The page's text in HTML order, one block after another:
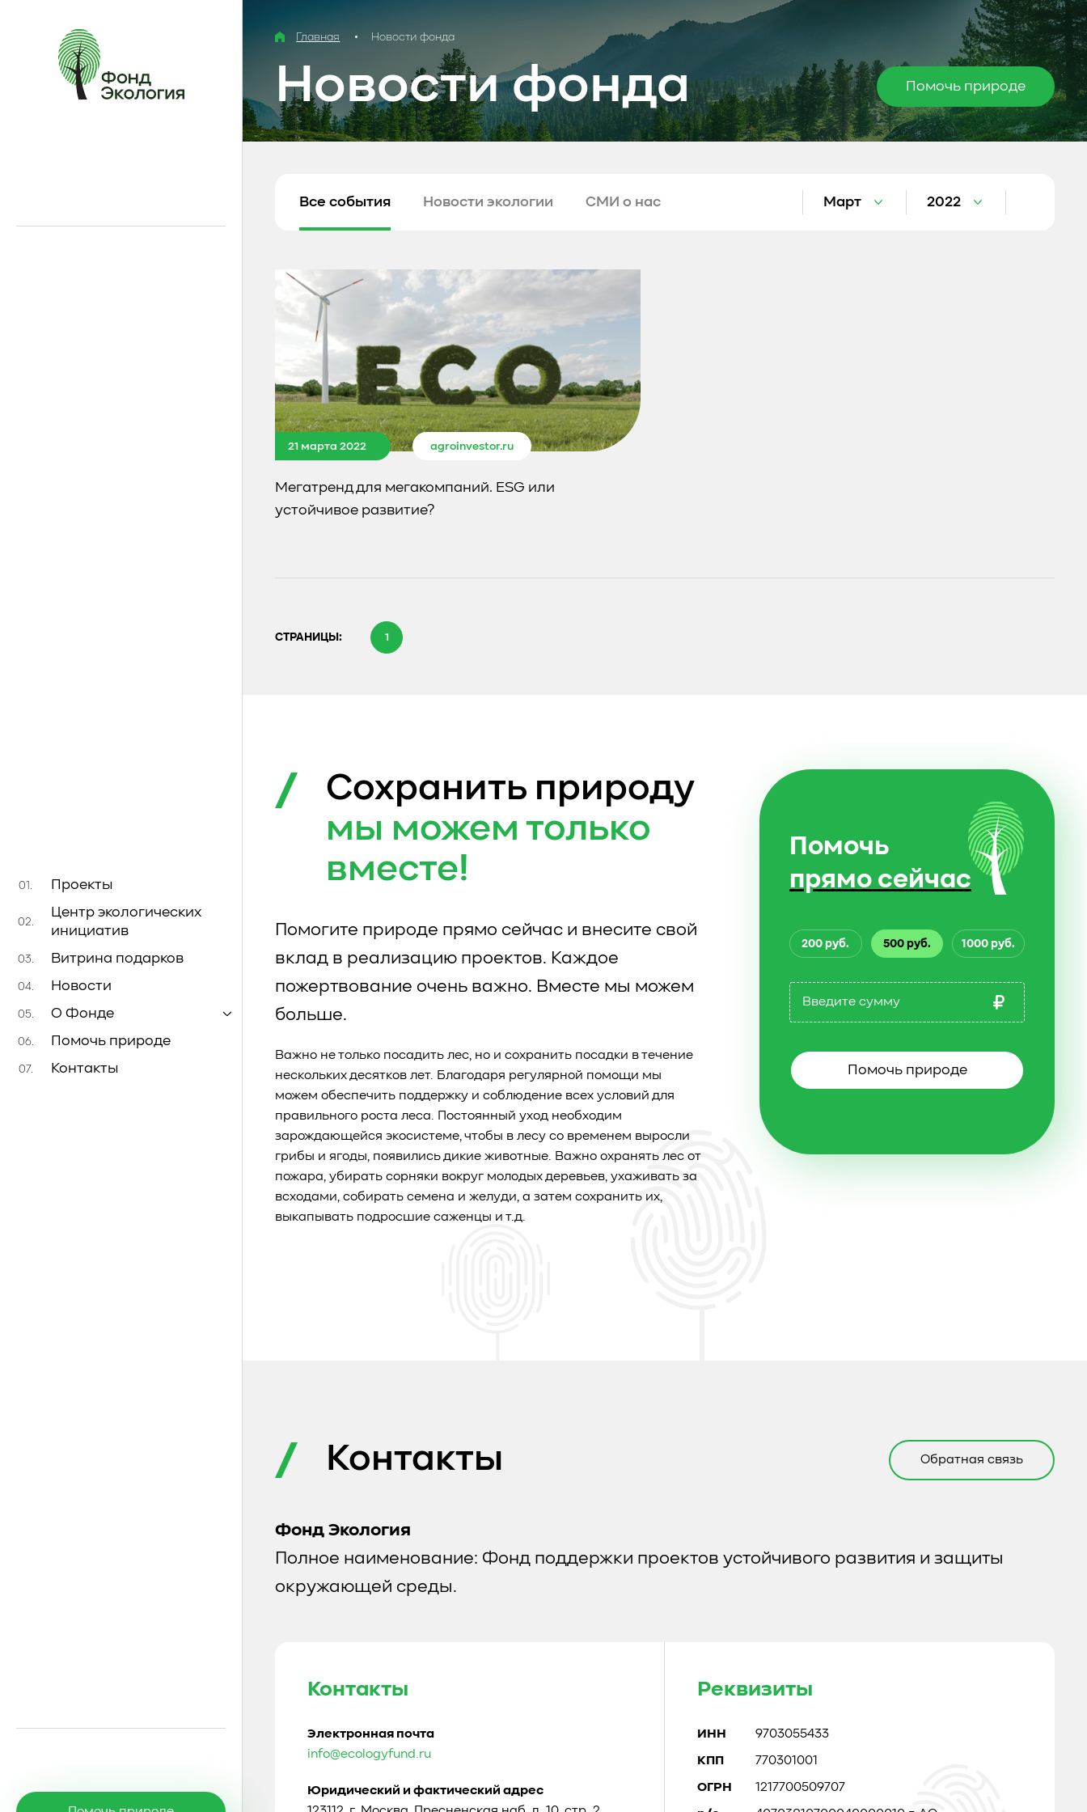
01. Проекты
02.
Центр экологических
инициатив
03. Витрина подарков
04. Новости
05. О Фонде
06. Помочь природе
07. Контакты
Главная Новости фонда
Новости фонда Помочь природе
Все события Новости экологии СМИ о нас Март 2022
21 марта 2022 agroinvestor.ru
Мегатренд для мегакомпаний. ESG или
устойчивое развитие?
СТРАНИЦЫ: 1
Сохранить природу
мы можем только
вместе!
Помогите природе прямо сейчас и внесите свой
вклад в реализацию проектов. Каждое
пожертвование очень важно. Вместе мы можем
больше.
Важно не только посадить лес, но и сохранить посадки в течение
нескольких десятков лет. Благодаря регулярной помощи мы
можем обеспечить поддержку и соблюдение всех условий для
правильного роста леса. Постоянный уход необходим
зарождающейся экосистеме, чтобы в лесу со временем выросли
грибы и ягоды, появились дикие животные. Важно охранять лес от
пожара, убирать сорняки вокруг молодых деревьев, ухаживать за
всходами, собирать семена и желуди, а затем сохранить их,
выкапывать подросшие саженцы и т.д.
Помочь
прямо сейчас
200 руб. 500 руб. 1000 руб.
Помочь природе
Контакты Обратная связь
Фонд Экология
Полное наименование: Фонд поддержки проектов устойчивого развития и защиты
окружающей среды.
Контакты
Электронная почта
info@ecologyfund.ru
Юридический и фактический адрес
Реквизиты
ИНН 9703055433
КПП 770301001
ОГРН 1217700509707